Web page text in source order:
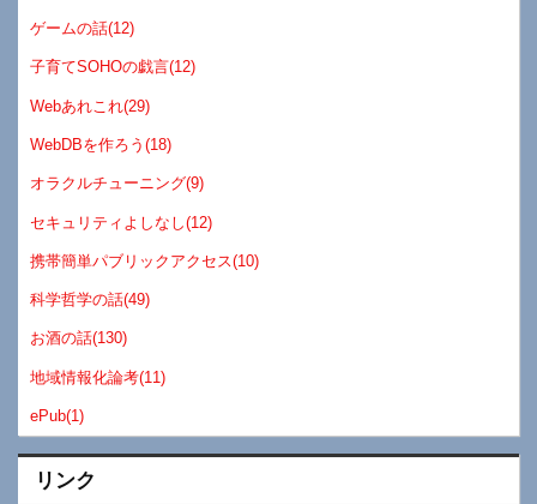
ゲームの話(12)
子育てSOHOの戯言(12)
Webあれこれ(29)
WebDBを作ろう(18)
オラクルチューニング(9)
セキュリティよしなし(12)
携帯簡単パブリックアクセス(10)
科学哲学の話(49)
お酒の話(130)
地域情報化論考(11)
ePub(1)
リンク